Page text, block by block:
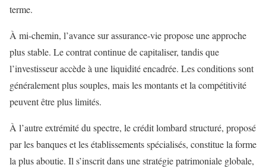
terme.
À mi-chemin, l’avance sur assurance-vie propose une approche
plus stable. Le contrat continue de capitaliser, tandis que
l’investisseur accède à une liquidité encadrée. Les conditions sont
généralement plus souples, mais les montants et la compétitivité
peuvent être plus limités.
À l’autre extrémité du spectre, le crédit lombard structuré, proposé
par les banques et les établissements spécialisés, constitue la forme
la plus aboutie. Il s’inscrit dans une stratégie patrimoniale globale,